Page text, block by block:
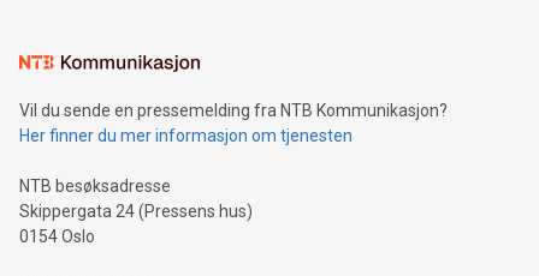
Vil du sende en pressemelding fra NTB Kommunikasjon?
Her finner du mer informasjon om tjenesten
NTB besøksadresse
Skippergata 24 (Pressens hus)
0154 Oslo